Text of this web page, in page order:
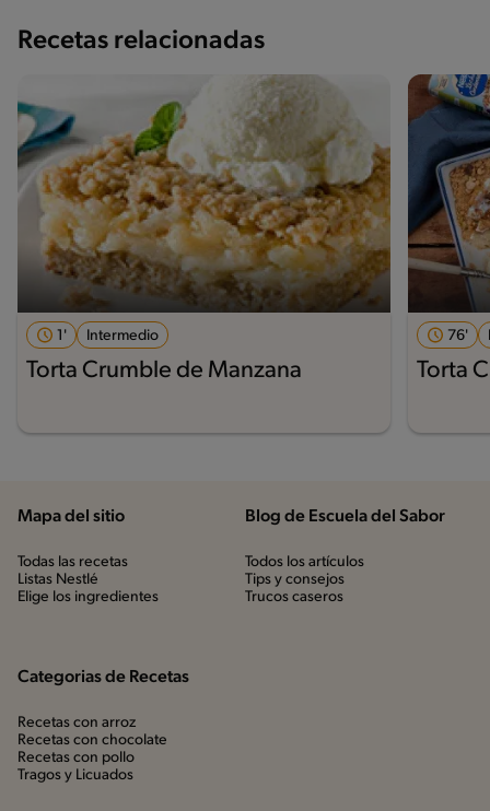
Recetas relacionadas
1' Intermedio
Torta Crumble de Manzana
76'
Torta
Mapa del sitio
Todas las recetas
Listas Nestlé
Elige los ingredientes
Blog de Escuela del Sabor
Todos los artículos
Tips y consejos
Trucos caseros
Categorias de Recetas
Recetas con arroz
Recetas con chocolate
Recetas con pollo
Tragos y Licuados